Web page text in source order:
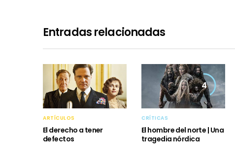
Entradas relacionadas
ARTÍCULOS
El derecho a tener
defectos
4
CRÍTICAS
El hombre del norte | Una
tragedia nórdica